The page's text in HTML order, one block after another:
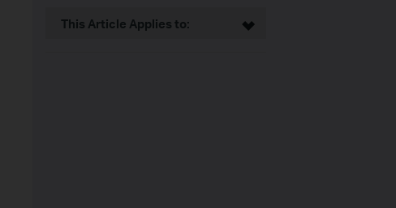
This Article Applies to: